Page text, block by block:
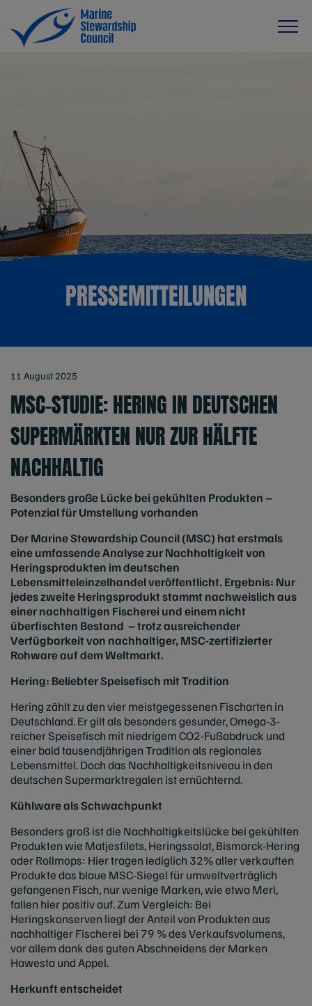
PRESSEMITTEILUNGEN
11 August 2025
MSC-STUDIE: HERING IN DEUTSCHEN
SUPERMÄRKTEN NUR ZUR HÄLFTE
NACHHALTIG
Besonders große Lücke bei gekühlten Produkten –
Potenzial für Umstellung vorhanden
Der Marine Stewardship Council (MSC) hat erstmals
eine umfassende Analyse zur Nachhaltigkeit von
Heringsprodukten im deutschen
Lebensmitteleinzelhandel veröffentlicht. Ergebnis: Nur
jedes zweite Heringsprodukt stammt nachweislich aus
einer nachhaltigen Fischerei und einem nicht
überfischten Bestand – trotz ausreichender
Verfügbarkeit von nachhaltiger, MSC-zertifizierter
Rohware auf dem Weltmarkt.
Hering: Beliebter Speisefisch mit Tradition
Hering zählt zu den vier meistgegessenen Fischarten in
Deutschland. Er gilt als besonders gesunder, Omega-3-
reicher Speisefisch mit niedrigem CO2-Fußabdruck und
einer bald tausendjährigen Tradition als regionales
Lebensmittel. Doch das Nachhaltigkeitsniveau in den
deutschen Supermarktregalen ist ernüchternd.
Kühlware als Schwachpunkt
Besonders groß ist die Nachhaltigkeitslücke bei gekühlten
Produkten wie Matjesfilets, Heringssalat, Bismarck-Hering
oder Rollmops: Hier tragen lediglich 32% aller verkauften
Produkte das blaue MSC-Siegel für umweltverträglich
gefangenen Fisch, nur wenige Marken, wie etwa Merl,
fallen hier positiv auf. Zum Vergleich: Bei
Heringskonserven liegt der Anteil von Produkten aus
nachhaltiger Fischerei bei 79 % des Verkaufsvolumens,
vor allem dank des guten Abschneidens der Marken
Hawesta und Appel.
Herkunft entscheidet